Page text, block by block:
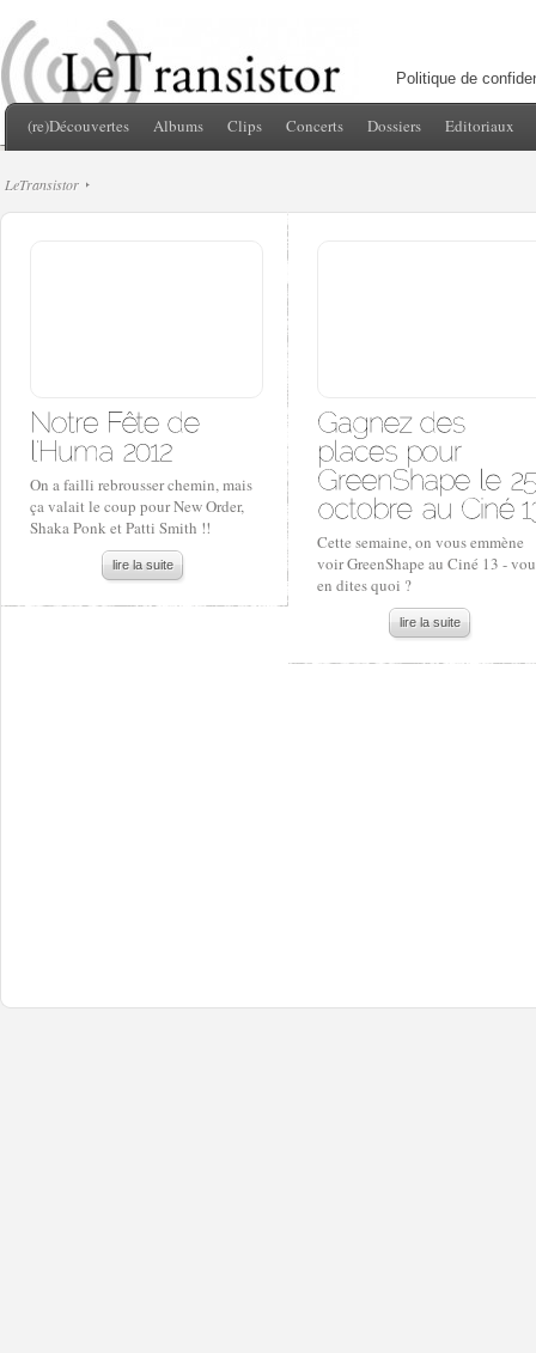
Politique de
(re)Découvertes Albums Clips Concerts Dossiers Editoriaux
LeTransistor
On a failli rebrousser chemin, mais
ça valait le coup pour New Order,
Shaka Ponk et Patti Smith !!
lire la suite
Cette semaine, on vous emmène
voir GreenShape au Ciné 13 -
en dites quoi ?
lire la suite